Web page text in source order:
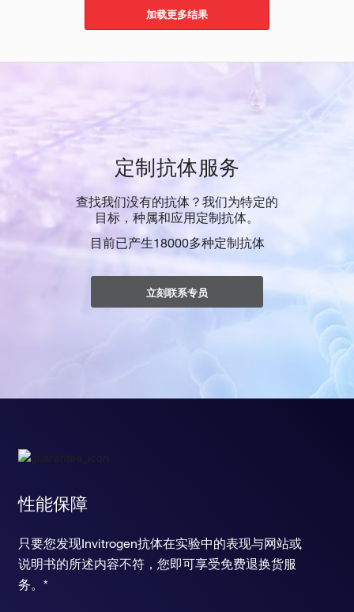
加载更多结果
定制抗体服务
查找我们没有的抗体？我们为特定的
目标，种属和应用定制抗体。
目前已产生18000多种定制抗体
立刻联系专员
性能保障
只要您发现Invitrogen抗体在实验中的表现与网站或
说明书的所述内容不符，您即可享受免费退换货服
务。*